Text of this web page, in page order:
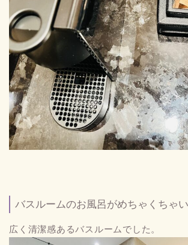
バスルームのお風呂がめちゃくちゃ
広く清潔感あるバスルームでした。